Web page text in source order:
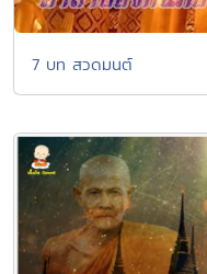
7 บท สวดมนต์